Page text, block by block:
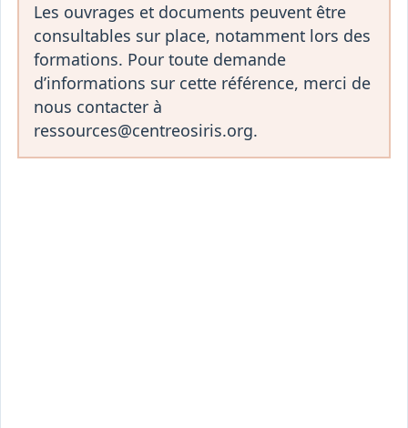
Les ouvrages et documents peuvent être
consultables sur place, notamment lors des
formations. Pour toute demande
d’informations sur cette référence, merci de
nous contacter à
ressources@centreosiris.org.